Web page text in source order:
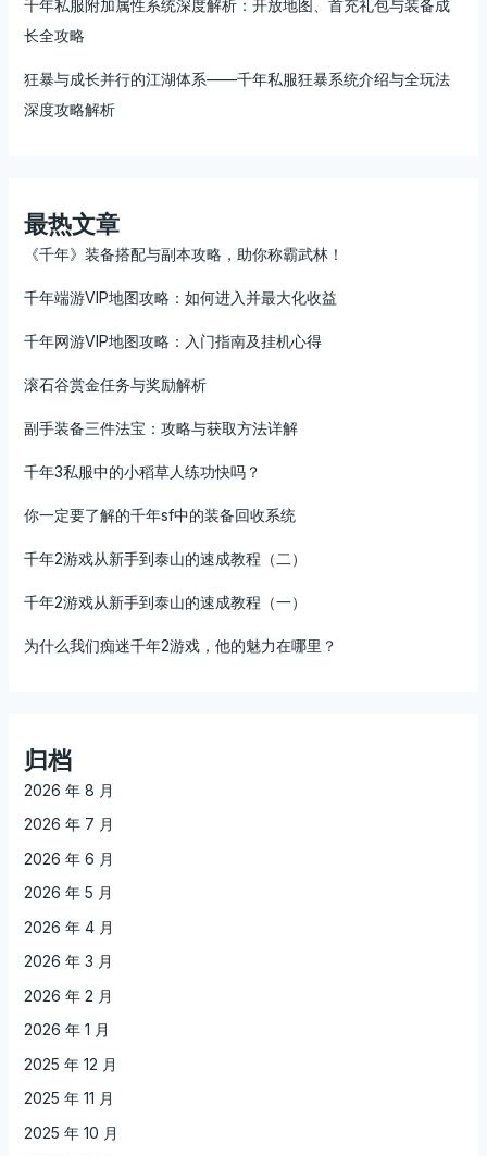
千年私服附加属性系统深度解析：开放地图、首充礼包与装备成
长全攻略
狂暴与成长并行的江湖体系——千年私服狂暴系统介绍与全玩法
深度攻略解析
最热文章
《千年》装备搭配与副本攻略，助你称霸武林！
千年端游VIP地图攻略：如何进入并最大化收益
千年网游VIP地图攻略：入门指南及挂机心得
滚石谷赏金任务与奖励解析
副手装备三件法宝：攻略与获取方法详解
千年3私服中的小稻草人练功快吗？
你一定要了解的千年sf中的装备回收系统
千年2游戏从新手到泰山的速成教程（二）
千年2游戏从新手到泰山的速成教程（一）
为什么我们痴迷千年2游戏，他的魅力在哪里？
归档
2026 年 8 月
2026 年 7 月
2026 年 6 月
2026 年 5 月
2026 年 4 月
2026 年 3 月
2026 年 2 月
2026 年 1 月
2025 年 12 月
2025 年 11 月
2025 年 10 月